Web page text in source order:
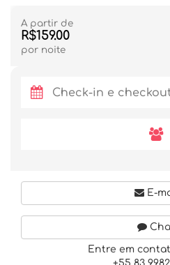
A partir de
R$159.00
por noite
E-
Entre em